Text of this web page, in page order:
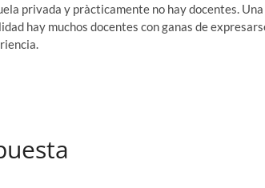
privada y pràcticamente no hay docentes.
hay muchos docentes con ganas de